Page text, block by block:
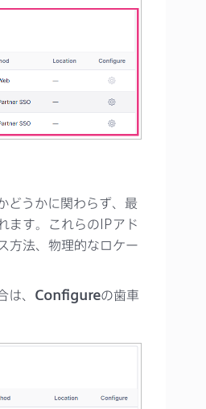
うかに関わらず、最
ます。これらのIPアド
方法、物理的なロケー
、 Configureの歯車